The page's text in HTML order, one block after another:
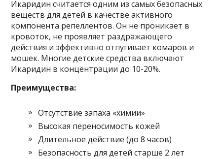
Икаридин считается одним из самых безопасных
веществ для детей в качестве активного
компонента репеллентов. Он не проникает в
кровоток, не проявляет раздражающего
действия и эффективно отпугивает комаров и
мошек. Многие детские средства включают
Икаридин в концентрации до 10-20%.
Преимущества:
Отсутствие запаха «химии»
Высокая переносимость кожей
Длительное действие (до 8 часов)
Безопасность для детей старше 2 лет